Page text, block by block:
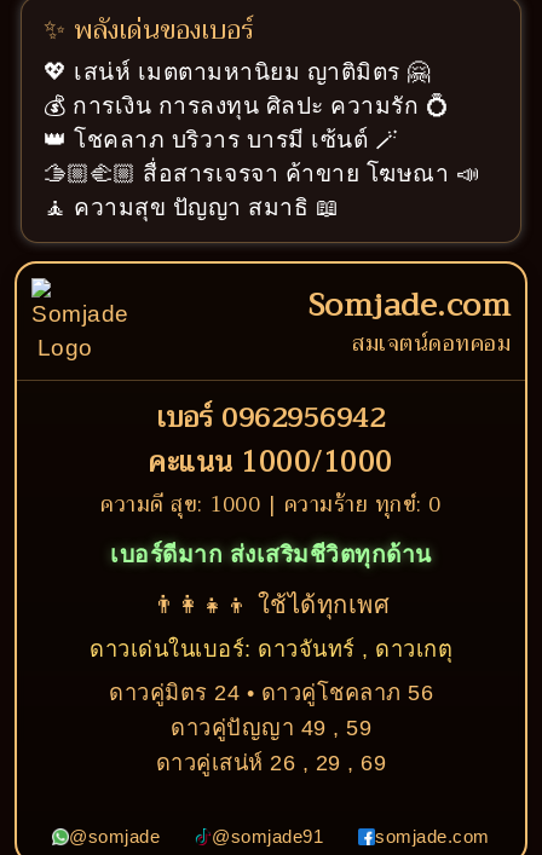
✨ พลังเด่นของเบอร์
💖 เสน่ห์ เมตตามหานิยม ญาติมิตร 🤗
💰 การเงิน การลงทุน ศิลปะ ความรัก 💍
👑 โชคลาภ บริวาร บารมี เซ้นต์ 🪄
🫱🏼‍🫲🏼 สื่อสารเจรจา ค้าขาย โฆษณา 📣
🧘 ความสุข ปัญญา สมาธิ 📖
Somjade.com
สมเจตน์ดอทคอม
เบอร์ 0962956942
คะแนน 1000/1000
ความดี สุข: 1000 | ความร้าย ทุกข์: 0
เบอร์ดีมาก ส่งเสริมชีวิตทุกด้าน
👨‍👩‍👧‍👦 ใช้ได้ทุกเพศ
ดาวเด่นในเบอร์: ดาวจันทร์ , ดาวเกตุ
ดาวคู่มิตร 24 • ดาวคู่โชคลาภ 56
ดาวคู่ปัญญา 49 , 59
ดาวคู่เสน่ห์ 26 , 29 , 69
@somjade @somjade91 somjade.com